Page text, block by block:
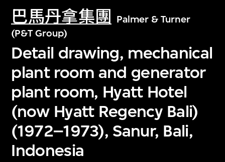
巴馬丹拿集團
Palmer & Turner
(P&T Group)
Detail drawing, mechanical
plant room and generator
plant room, Hyatt Hotel
(now Hyatt Regency Bali)
(1972–1973), Sanur, Bali,
Indonesia
文化藏品。